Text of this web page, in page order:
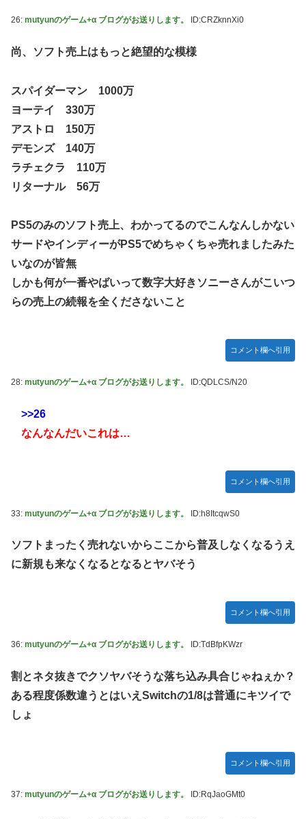
26: mutyunのゲーム+α ブログがお送りします。 ID:CRZknnXi0
尚、ソフト売上はもっと絶望的な模様
スパイダーマン 1000万
ヨーテイ 330万
アストロ 150万
デモンズ 140万
ラチェクラ 110万
リターナル 56万
PS5のみのソフト売上、わかってるのでこんなんしかない
サードやインディーがPS5でめちゃくちゃ売れましたみた
いなのが皆無
しかも何が一番やばいって数字大好きソニーさんがこいつ
らの売上の続報を全くださないこと
コメント欄へ引用
28: mutyunのゲーム+α ブログがお送りします。 ID:QDLCS/N20
>>26
なんなんだいこれは…
コメント欄へ引用
33: mutyunのゲーム+α ブログがお送りします。 ID:h8ItcqwS0
ソフトまったく売れないからここから普及しなくなるうえ
に新規も来なくなるとなるとヤバそう
コメント欄へ引用
36: mutyunのゲーム+α ブログがお送りします。 ID:TdBfpKWzr
割とネタ抜きでクソヤバそうな落ち込み具合じゃねぇか？
ある程度係数違うとはいえSwitchの1/8は普通にキツイで
しょ
コメント欄へ引用
37: mutyunのゲーム+α ブログがお送りします。 ID:RqJaoGMt0